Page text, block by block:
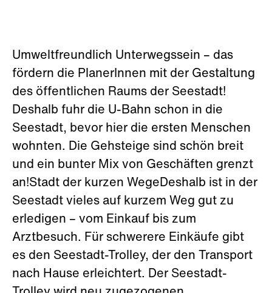
Umweltfreundlich Unterwegssein – das
fördern die PlanerInnen mit der Gestaltung
des öffentlichen Raums der Seestadt!
Deshalb fuhr die U-Bahn schon in die
Seestadt, bevor hier die ersten Menschen
wohnten. Die Gehsteige sind schön breit
und ein bunter Mix von Geschäften grenzt
an!Stadt der kurzen WegeDeshalb ist in der
Seestadt vieles auf kurzem Weg gut zu
erledigen – vom Einkauf bis zum
Arztbesuch. Für schwerere Einkäufe gibt
es den Seestadt-Trolley, der den Transport
nach Hause erleichtert. Der Seestadt-